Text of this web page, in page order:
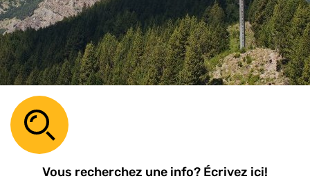
Vous recherchez une info? Écrivez ici!